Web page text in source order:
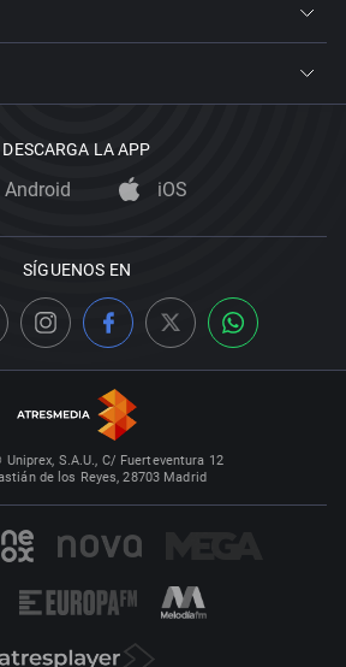
DESCARGA LA APP
Android iOS
SÍGUENOS EN
S.A.U., C/ Fuerteventura 12
de los Reyes, 28703 Madrid